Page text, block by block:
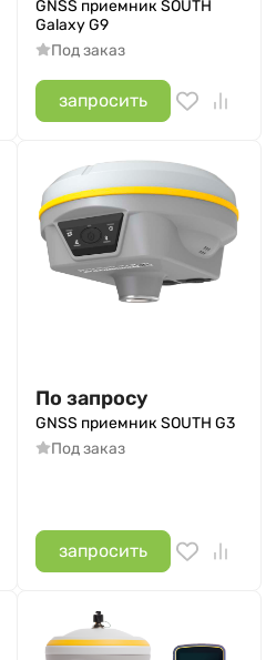
GNSS приемник SOUTH
Galaxy G9
Под заказ
запросить
По запросу
GNSS приемник SOUTH G3
Под заказ
запросить